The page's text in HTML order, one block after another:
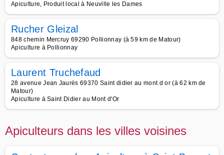
Apiculture, Produit local à Neuville les Dames
Rucher Gleizal
848 chemin Mercruy 69290 Pollionnay (à 59 km de Matour)
Apiculture à Pollionnay
Laurent Truchefaud
28 avenue Jean Jaurès 69370 Saint didier au mont d or (à 62 km de
Matour)
Apiculture à Saint Didier au Mont d'Or
Apiculteurs dans les villes voisines